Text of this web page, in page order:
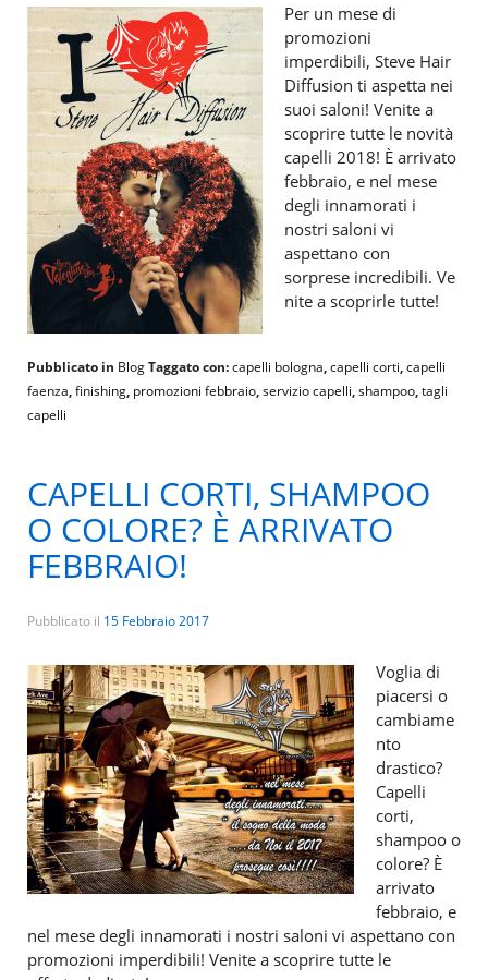
Per un mese di
promozioni
imperdibili, Steve Hair
Diffusion ti aspetta nei
suoi saloni! Venite a
scoprire tutte le novità
capelli 2018! È arrivato
febbraio, e nel mese
degli innamorati i
nostri saloni vi
aspettano con
sorprese incredibili. Ve
nite a scoprirle tutte!
Pubblicato in BlogTaggato con:capelli bologna,capelli corti,capelli
faenza,finishing, promozioni febbraio,servizio capelli,shampoo,tagli
capelli
CAPELLI CORTI, SHAMPOO
O COLORE? È ARRIVATO
FEBBRAIO!
Pubblicato il 15 Febbraio 2017
Voglia di
piacersi o
cambiame
nto
drastico?
Capelli
corti,
shampoo o
colore? È
arrivato
febbraio, e
nel mese degli innamorati i nostri saloni vi aspettano con
promozioni imperdibili! Venite a scoprire tutte le